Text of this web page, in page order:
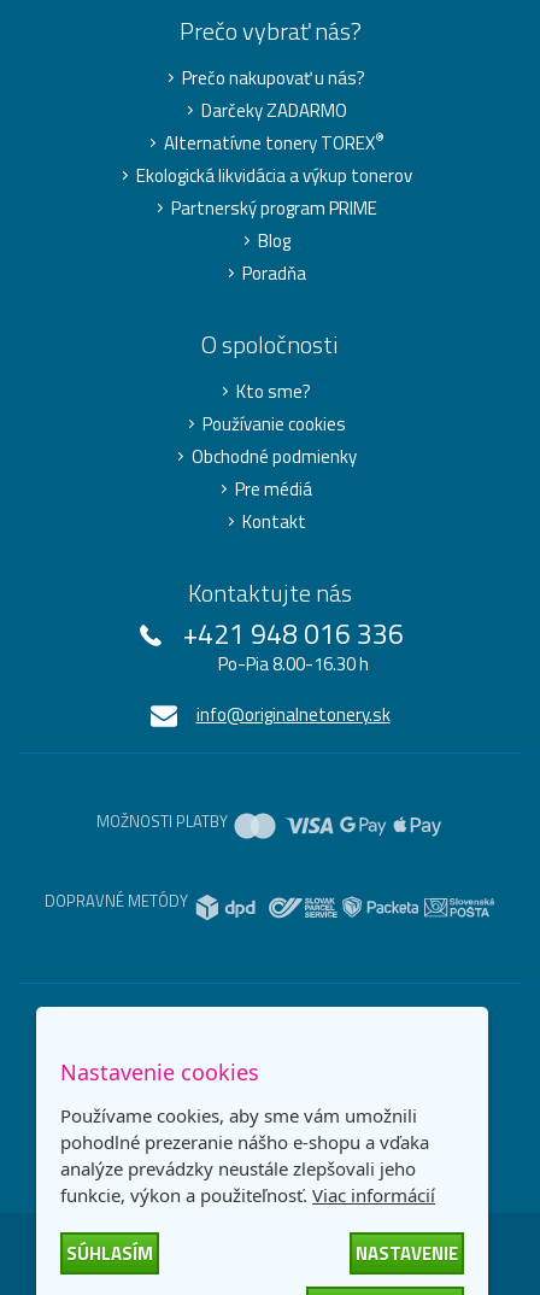
Prečo vybrať nás?
Prečo nakupovať u nás?
Darčeky ZADARMO
Alternatívne tonery TOREX®
Ekologická likvidácia a výkup tonerov
Partnerský program PRIME
Blog
Poradňa
O spoločnosti
Kto sme?
Používanie cookies
Obchodné podmienky
Pre médiá
Kontakt
Kontaktujte nás
+421 948 016 336
Po-Pia 8.00-16.30 h
info@originalnetonery.sk
MOŽNOSTI PLATBY
DOPRAVNÉ METÓDY
Slovensko
Nastavenie cookies
Používame cookies, aby sme vám umožnili
pohodlné prezeranie nášho e-shopu a vďaka
analýze prevádzky neustále zlepšovali jeho
funkcie, výkon a použiteľnosť. Viac informácií
SÚHLASÍM
NASTAVENIE